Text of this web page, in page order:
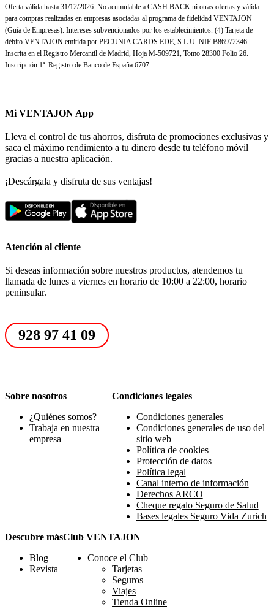
Oferta válida hasta 31/12/2026. No acumulable a CASH BACK ni otras ofertas y válida
para compras realizadas en empresas asociadas al programa de fidelidad VENTAJON
(Guía de Empresas). Intereses subvencionados por los establecimientos. (4) Tarjeta de
débito VENTAJON emitida por PECUNIA CARDS EDE, S.L.U. NIF B86972346
Inscrita en el Registro Mercantil de Madrid, Hoja M-509721, Tomo 28300 Folio 26.
Inscripción 1ª. Registro de Banco de España 6707.
Mi VENTAJON App
Lleva el control de tus ahorros, disfruta de promociones exclusivas y
saca el máximo rendimiento a tu dinero desde tu teléfono móvil
gracias a nuestra aplicación.
¡Descárgala y disfruta de sus ventajas!
Atención al cliente
Si deseas información sobre nuestros productos, atendemos tu
llamada de lunes a viernes en horario de 10:00 a 22:00, horario
peninsular.
928 97 41 09
Sobre nosotros
¿Quiénes somos?
Trabaja en nuestra
empresa
Condiciones legales
Condiciones generales
Condiciones generales de uso del
sitio web
Política de cookies
Protección de datos
Política legal
Canal interno de información
Derechos ARCO
Cheque regalo Seguro de Salud
Bases legales Seguro Vida Zurich
Descubre más
Blog
Revista
Club VENTAJON
Conoce el Club
Tarjetas
Seguros
Viajes
Tienda Online